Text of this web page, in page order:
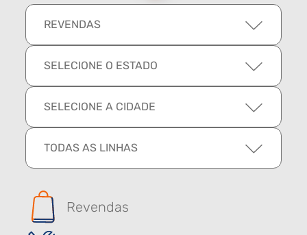
REVENDAS
SELECIONE O ESTADO
SELECIONE A CIDADE
TODAS AS LINHAS
Revendas